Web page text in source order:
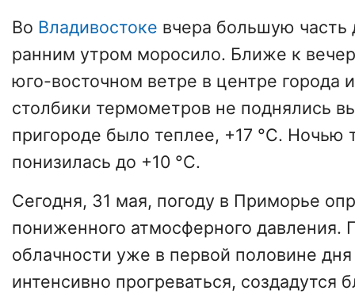
Во Владивостоке вчера большую часть
ранним утром моросило. Ближе к
юго-восточном ветре в центре города
столбики термометров не поднялись
пригороде было теплее, +17 °C. Ночью
понизилась до +10 °C.
Сегодня, 31 мая, погоду в Приморье
пониженного атмосферного давления.
облачности уже в первой половине дня
интенсивно прогреваться, создадутся